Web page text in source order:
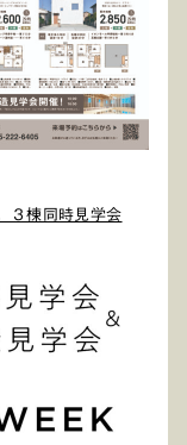
３棟同時見学会